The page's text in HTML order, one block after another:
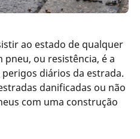
ao estado de qualquer
ou resistência, é a
diários da estrada.
danificadas ou não
com uma construção